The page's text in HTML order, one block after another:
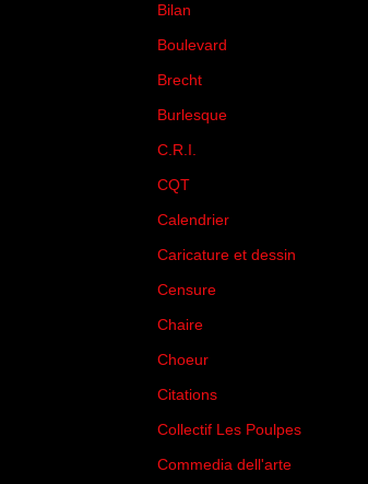
Bilan
Boulevard
Brecht
Burlesque
C.R.I.
CQT
Calendrier
Caricature et dessin
Censure
Chaire
Choeur
Citations
Collectif Les Poulpes
Commedia dell'arte